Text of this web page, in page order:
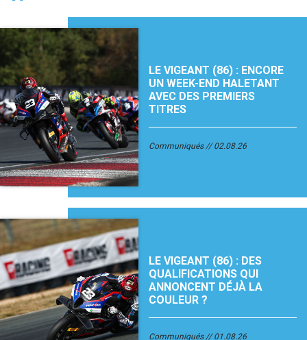
LE VIGEANT (86) : ENCORE
UN WEEK-END HALETANT
AVEC DES PREMIERS
TITRES
Communiqués 02.08.26
LE VIGEANT (86) : DES
QUALIFICATIONS QUI
ANNONCENT DÉJÀ LA
COULEUR ?
Communiqués 01.08.26